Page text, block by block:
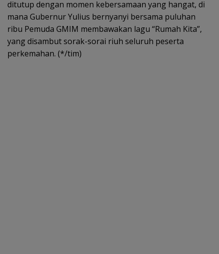
ditutup dengan momen kebersamaan yang hangat, di
mana Gubernur Yulius bernyanyi bersama puluhan
ribu Pemuda GMIM membawakan lagu “Rumah Kita”,
yang disambut sorak-sorai riuh seluruh peserta
perkemahan. (*/tim)